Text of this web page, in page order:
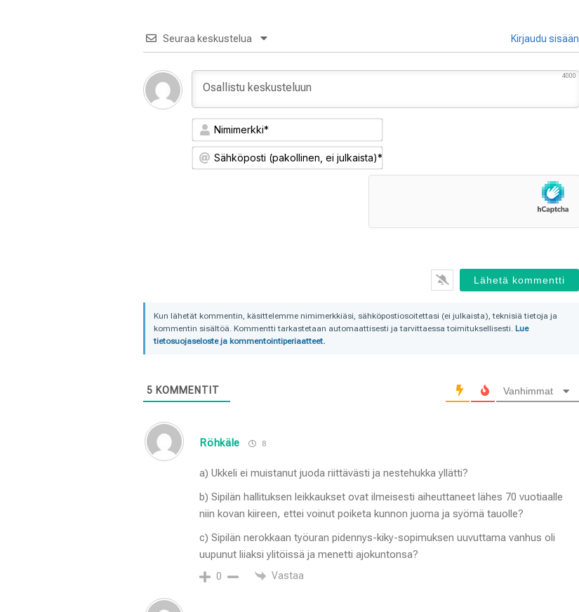
Seuraa keskustelua Kirjaudu sisään
4000
Nimimerkki*
Sähköposti
(pakollinen,
Kun lähetät kommentin, käsittelemme nimimerkkiäsi, sähköpostiosoitettasi (ei julkaista), teknisiä tietoja ja
kommentin sisältöä. Kommentti tarkastetaan automaattisesti ja tarvittaessa toimituksellisesti.Lue
tietosuojaseloste ja kommentointiperiaatteet.
5 KOMMENTIT Vanhimmat
Röhkäle 8
a) Ukkeli ei muistanut juoda riittävästi ja nestehukka yllätti?
b) Sipilän hallituksen leikkaukset ovat ilmeisesti aiheuttaneet lähes 70 vuotiaalle
niin kovan kiireen, ettei voinut poiketa kunnon juoma ja syömä tauolle?
c) Sipilän nerokkaan työuran pidennys-kiky-sopimuksen uuvuttama vanhus oli
uupunut liiaksi ylitöissä ja menetti ajokuntonsa?
0 Vastaa